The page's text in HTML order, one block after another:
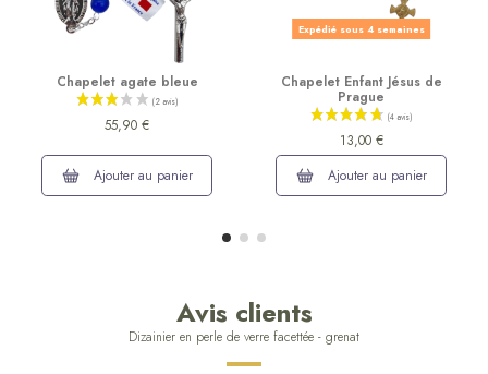
Chapelet agate bleue
55,90 €
Ajouter au panier
Expédié sous 4 semaines
Chapelet Enfant Jésus de
Prague
13,00 €
Ajouter au panier
Avis clients
Dizainier en perle de verre facettée - grenat